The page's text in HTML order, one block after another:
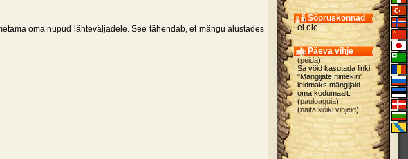
oma nupud lähteväljadele. See tähendab, et mängu alustades
Sõpruskonnad
ei ole
Päeva vihje
(peida)
Sa võid kasutada linki
"Mängijate nimekiri"
leidmaks mängijaid
oma kodumaalt.
(pauloaguia)
(näita kõiki vihjeid)